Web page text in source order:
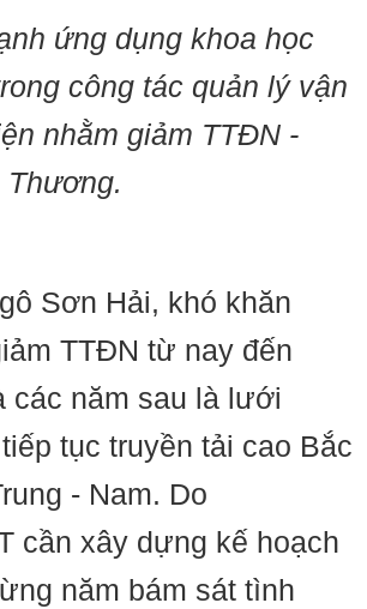
ứng dụng khoa học
công tác quản lý vận
nhằm giảm TTĐN -
Sơn Hải, khó khăn
TTĐN từ nay đến
các năm sau là lưới
tục truyền tải cao Bắc
- Nam. Do
cần xây dựng kế hoạch
năm bám sát tình